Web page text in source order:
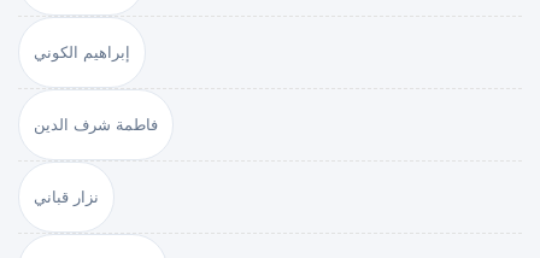
إبراهيم الكوني
فاطمة شرف الدين
نزار قباني